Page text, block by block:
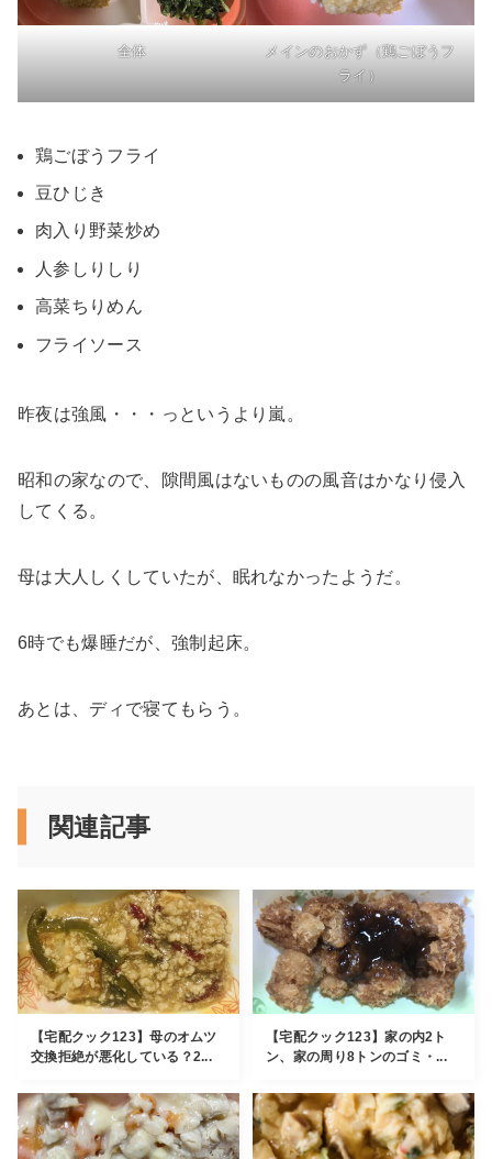
全体
メインのおかず（鶏ごぼうフ
ライ）
鶏ごぼうフライ
豆ひじき
肉入り野菜炒め
人参しりしり
高菜ちりめん
フライソース
昨夜は強風・・・っというより嵐。
昭和の家なので、隙間風はないものの風音はかなり侵入
してくる。
母は大人しくしていたが、眠れなかったようだ。
6時でも爆睡だが、強制起床。
あとは、ディで寝てもらう。
関連記事
【宅配クック123】母のオムツ
交換拒絶が悪化している？2...
【宅配クック123】家の内2ト
ン、家の周り8トンのゴミ・...